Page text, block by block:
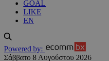
GOAL
LIKE
EN
Powered by:
Σάββατο 8 Αυγούστου 2026